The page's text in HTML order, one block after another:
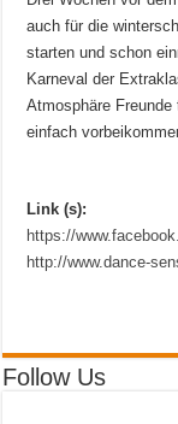
auch für die
starten und schon
Karneval der
Atmosphäre
einfach
Link (s):
https://
http://www.dance-
Follow Us